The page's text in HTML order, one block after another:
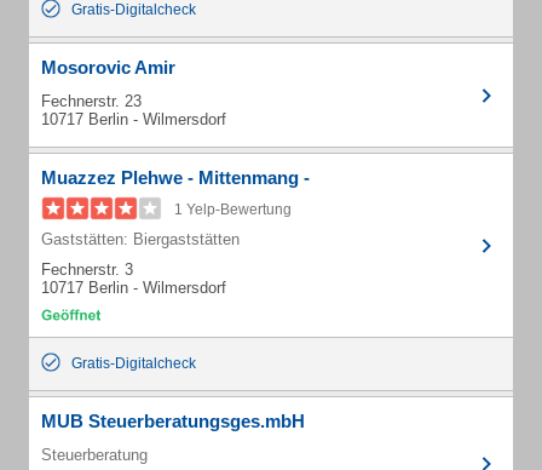
Gratis-Digitalcheck
Mosorovic Amir
Fechnerstr. 23
10717 Berlin - Wilmersdorf
Muazzez Plehwe - Mittenmang -
1 Yelp-Bewertung
Gaststätten: Biergaststätten
Fechnerstr. 3
10717 Berlin - Wilmersdorf
Gratis-Digitalcheck
MUB Steuerberatungsges.mbH
Steuerberatung